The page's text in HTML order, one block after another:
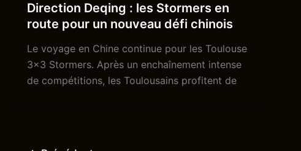
Direction Deqing : les Stormers en
route pour un nouveau défi chinois
Le voyage en Chine continue pour les Toulouse
3×3 Stormers. Après un enchaînement intense
de compétitions, les Toulousains profitent de